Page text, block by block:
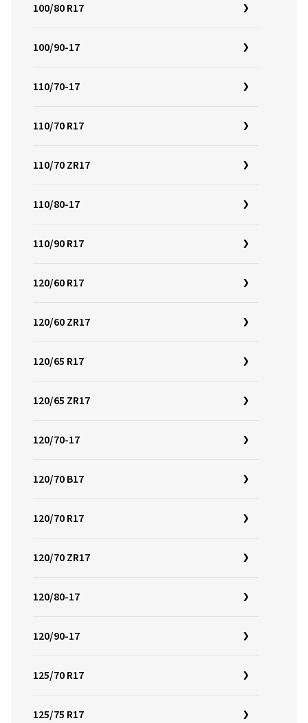
100/80 R17
100/90-17
110/70-17
110/70 R17
110/70 ZR17
110/80-17
110/90 R17
120/60 R17
120/60 ZR17
120/65 R17
120/65 ZR17
120/70-17
120/70 B17
120/70 R17
120/70 ZR17
120/80-17
120/90-17
125/70 R17
125/75 R17